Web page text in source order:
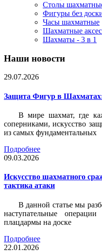
Столы
Фигуры без
Часы шахматные
Шахматные
Шахматы - 3 в 1
Наши новости
29.07.2026
Защита Фигур в
В мире шахмат, где
соперниками, искусство
из самых фундаментальных
Подробнее
09.03.2026
Искусство шахматного
тактика атаки
В данной статье мы
наступательные
плацдармы на доске
Подробнее
22.01.2026